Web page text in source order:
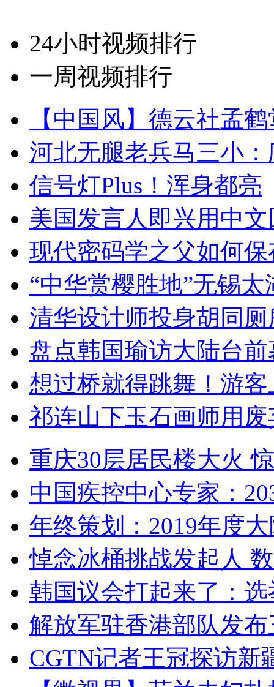
24小时视频排行
一周视频排行
【中国风】德云社孟
河北无腿老兵马三小
信号灯Plus！浑身都亮
美国发言人即兴用中
现代密码学之父如何
“中华赏樱胜地”无锡
清华设计师投身胡同
盘点韩国瑜访大陆台
想过桥就得跳舞！游客
祁连山下玉石画师用
重庆30层居民楼大火
中国疾控中心专家：
年终策划：2019年度
悼念冰桶挑战发起人
韩国议会打起来了：
解放军驻香港部队发
CGTN记者王冠探访新